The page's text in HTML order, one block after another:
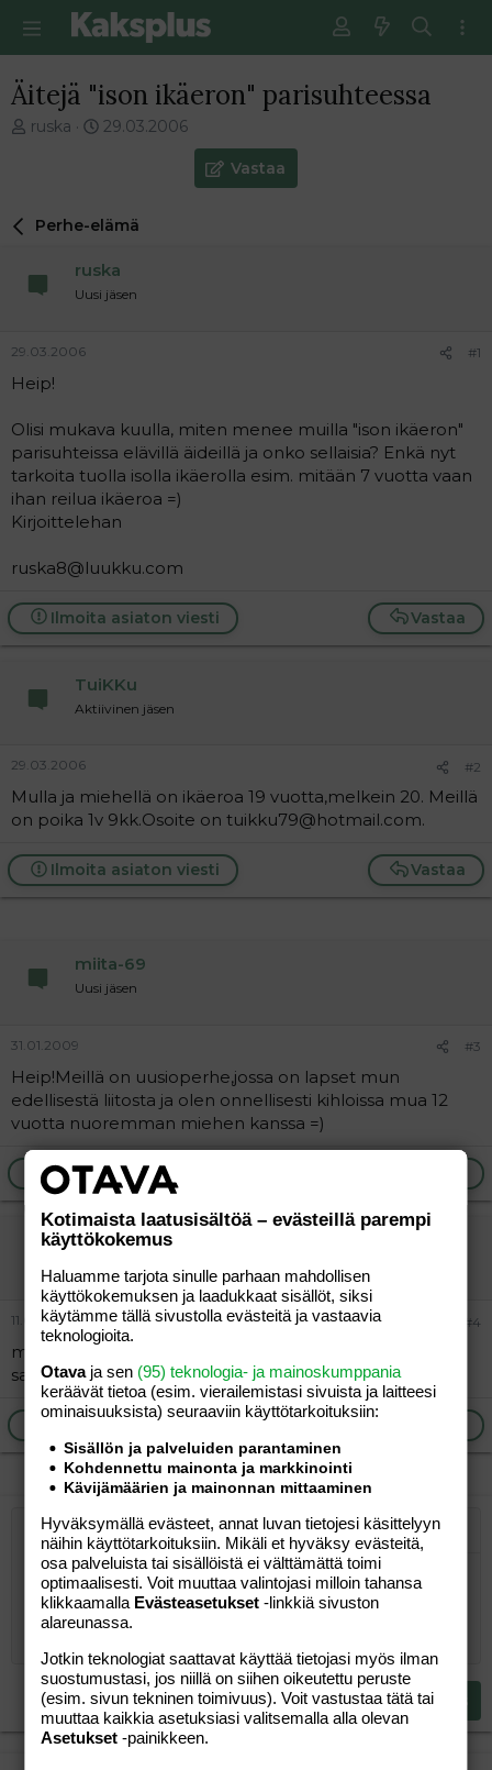
Äitejä "ison ikäeron" parisuhteessa
V
e
t
n
a
i
t
t
a
j
ruska
E
m
i
n
t
i
29.03.2006
Vastaa
Perhe-elämä
ruska
Uusi jäsen
29.03.2006 #1
Heip!
Olisi mukava kuulla, miten menee muilla "ison ikäeron"
parisuhteissa elävillä äideillä ja onko sellaisia? Enkä nyt
tarkoita tuolla isolla ikäerolla esim. mitään 7 vuotta vaan
ihan reilua ikäeroa =)
Kirjoittelehan
ruska8@luukku.com
Vastaa
Ilmoita asiaton viesti
TuiKKu
Aktiivinen jäsen
29.03.2006 #2
Mulla ja miehellä on ikäeroa 19 vuotta,melkein 20. Meillä
on poika 1v 9kk.Osoite on tuikku79@hotmail.com.
Vastaa
Ilmoita asiaton viesti
miita-69
Uusi jäsen
31.01.2009 #3
Heip!Meillä on uusioperhe,jossa on lapset mun
edellisestä liitosta ja olen onnellisesti kihloissa mua 12
vuotta nuoremman miehen kanssa =)
Ilmoita asiaton viesti
haaveluja84
11.02.2009 #4
mulla on 19 vuotta ikä eroo mieheni kanssa.. kirjoittaa
saapi myös mulle hellut84@hotmail.com
Ilmoita asiaton viesti
Lihavoitu
Kursivoitu
Laajennettuun editoriin…
Lista
Järjestetty lista
Järjestämätön lista
Suurenna sisennystä
Pienennä sisennystä
Laajennettuun editoriin…
Lisää hyperlinkki
Lisää kuva
HymiötLaajennettuun
Kumoa
Fontin koko
9
10
15
18
22
TekstiväriKirjasintyyli
Arial
Book Antiqua
Georgia
Tahoma
Times New Roman
YliviivaaAlleviivattu
Rivinsisäinen koodi
Rivinsisäinen spoiler
Tasaus Tasaa vasemmalle
Keskitä
Tasaa oikealle
Justify text
Paragraph format
Normal
Heading 1
Heading 2
Heading 3
LainausLisää video/media
Lisää taulukko
Insert horizontal line
SpoilerKoodi
Tee uudelleen
BBCode-näkymä
Poista muotoilu
LuonnoksetTallenna luonnos
Poista luonnos
Kirjoita vastaus...
Lähetä vastaus
Kotimaista laatusisältöä – evästeillä parempi
käyttökokemus
Haluamme tarjota sinulle parhaan mahdollisen
käyttökokemuksen ja laadukkaat sisällöt, siksi
käytämme tällä sivustolla evästeitä ja vastaavia
teknologioita.
Otavaja sen (95) teknologia- ja mainoskumppania
keräävät tietoa (esim. vierailemis­tasi sivuista ja laitteesi
ominaisuuk­sista) seuraaviin käyttötarkoituksiin:
Sisällön ja palveluiden parantaminen
Kohdennettu mainonta ja markkinointi
Kävijämäärien ja mainonnan mittaaminen
Hyväksymällä evästeet, annat luvan tietojesi käsittelyyn
näihin käyttötarkoituksiin. Mikäli et hyväksy evästeitä,
osa palveluista tai sisällöistä ei välttämättä toimi
optimaalisesti. Voit muuttaa valintojasi milloin tahansa
klikkaamalla Evästeasetukset -linkkiä sivuston
alareunassa.
Jotkin teknologiat saattavat käyttää tietojasi myös ilman
suostumustasi, jos niillä on siihen oikeutettu peruste
(esim. sivun tekninen toimivuus). Voit vastustaa tätä tai
muuttaa kaikkia asetuksiasi valitsemalla alla olevan
Asetukset -painikkeen.